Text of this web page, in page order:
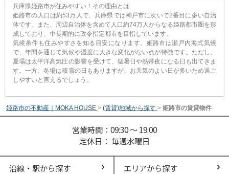
兵庫県姫路市が住みやすい！その理由とは
姫路市の人口は約53万人で、兵庫県では神戸市に次いで2番目に多い自治
体です。また、周辺自治体を含めて人口約74万人からなる姫路都市圏を形
成しており、中長期的に政令指定都市を目指しています。
気候条件も住みやすさを知る目安になります。姫路市は瀬戸内海式気候
で、年間を通じて気候や湿度に大きな変化がない点が特徴です。ただし、
夏場は太平洋高気圧の影響を受けて、猛暑日や熱帯夜になる日も出てきま
す。一方、冬場は積雪の日もありますが、お天気のよい日が多いため過ご
しやすいと言えるでしょう。
姫路市の不動産｜MOKA HOUSE > (賃貸)地域から探す > 姫路市の賃貸物件
営業時間：09:30 ～ 19:00
定休日： 毎週水曜日
沿線・駅から探す エリアから探す